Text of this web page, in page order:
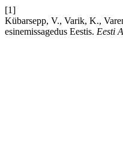
[1]
Kübarsepp, V., Varik, K.,
esinemissagedus Eestis. Eesti